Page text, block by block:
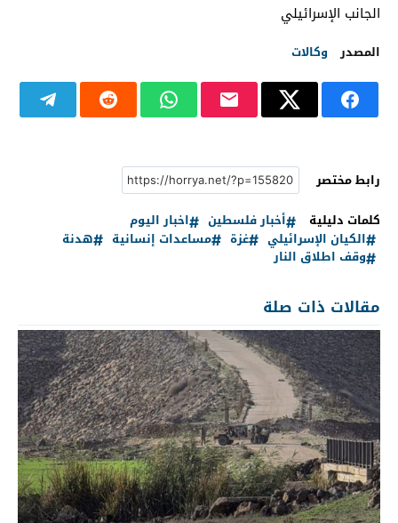
الجانب الإسرائيلي
المصدر وكالات
رابط مختصر
كلمات دليلية
أخبار فلسطين
اخبار اليوم
الكيان الإسرائيلي
غزة مساعدات إنسانية
هدنة
وقف اطلاق النار
مقالات ذات صلة